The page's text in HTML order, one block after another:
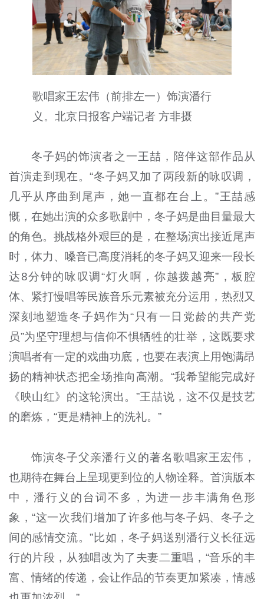
歌唱家王宏伟（前排左一）饰演潘行
义。北京日报客户端记者 方非摄
冬子妈的饰演者之一王喆，陪伴这部作品从
首演走到现在。“冬子妈又加了两段新的咏叹调，
几乎从序曲到尾声，她一直都在台上。”王喆感
慨，在她出演的众多歌剧中，冬子妈是曲目量最大
的角色。挑战格外艰巨的是，在整场演出接近尾声
时，体力、嗓音已高度消耗的冬子妈又迎来一段长
达8分钟的咏叹调“灯火啊，你越拨越亮”，板腔
体、紧打慢唱等民族音乐元素被充分运用，热烈又
深刻地塑造冬子妈作为“只有一日党龄的共产党
员”为坚守理想与信仰不惧牺牲的壮举，这既要求
演唱者有一定的戏曲功底，也要在表演上用饱满昂
扬的精神状态把全场推向高潮。“我希望能完成好
《映山红》的这轮演出。”王喆说，这不仅是技艺
的磨炼，“更是精神上的洗礼。”
饰演冬子父亲潘行义的著名歌唱家王宏伟，
也期待在舞台上呈现更到位的人物诠释。首演版本
中，潘行义的台词不多，为进一步丰满角色形
象，“这一次我们增加了许多他与冬子妈、冬子之
间的感情交流。”比如，冬子妈送别潘行义长征远
行的片段，从独唱改为了夫妻二重唱，“音乐的丰
富、情绪的传递，会让作品的节奏更加紧凑，情感